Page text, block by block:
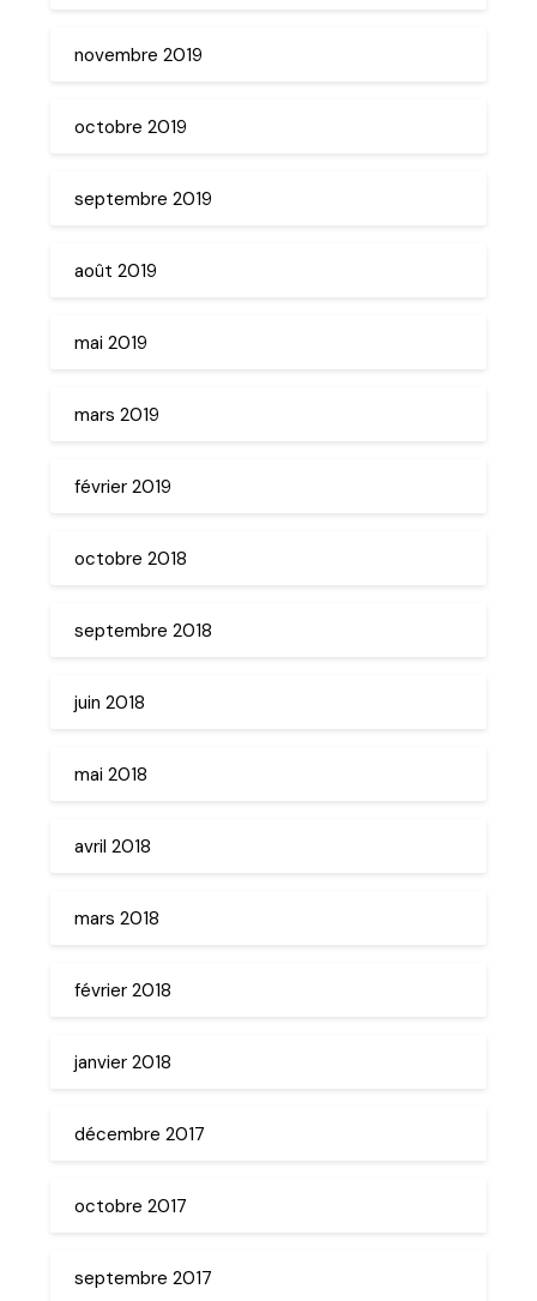
novembre 2019
octobre 2019
septembre 2019
août 2019
mai 2019
mars 2019
février 2019
octobre 2018
septembre 2018
juin 2018
mai 2018
avril 2018
mars 2018
février 2018
janvier 2018
décembre 2017
octobre 2017
septembre 2017